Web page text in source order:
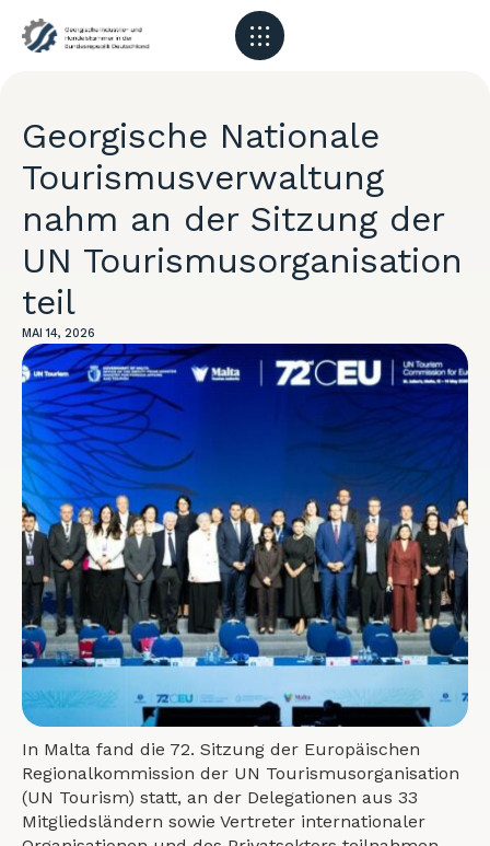
Georgische Nationale
Tourismusverwaltung
nahm an der Sitzung der
UN Tourismusorganisation
teil
MAI 14, 2026
In Malta fand die 72. Sitzung der Europäischen
Regionalkommission der UN Tourismusorganisation
(UN Tourism) statt, an der Delegationen aus 33
Mitgliedsländern sowie Vertreter internationaler